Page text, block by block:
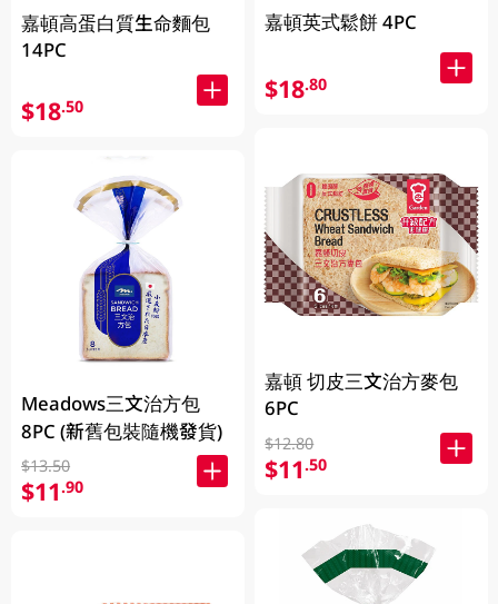
嘉頓高蛋白質生命麵包
14PC
$18.50
Meadows三文治方包
8PC (新舊包裝隨機發貨)
$13.50
$11.90
嘉頓英式鬆餅 4PC
$18.80
嘉頓 切皮三文治方麥包
6PC
$12.80
$11.50